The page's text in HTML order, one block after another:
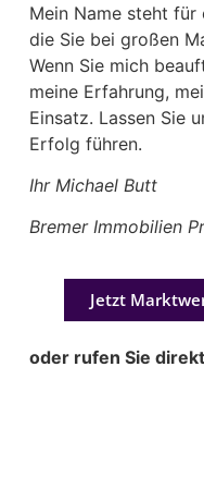
Mein Name steht für
die Sie bei großen
Wenn Sie mich
meine Erfahrung,
Einsatz. Lassen Sie
Erfolg führen.
Ihr Michael Butt
Bremer Immobilien
Jetzt
oder rufen Sie